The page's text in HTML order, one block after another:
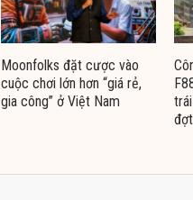
Moonfolks đặt cược vào
cuộc chơi lớn hơn “giá rẻ,
gia công” ở Việt Nam